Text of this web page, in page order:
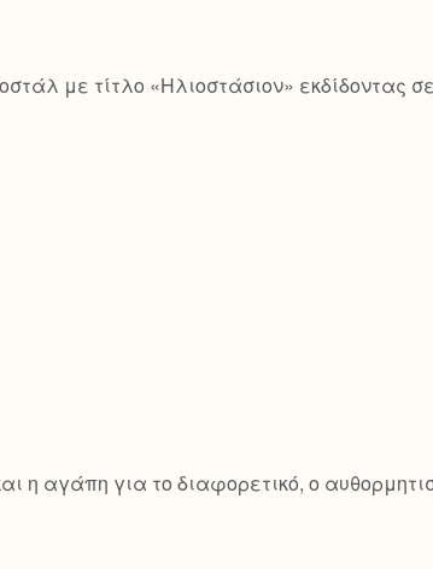
με τίτλο «Ηλιοστάσιον» εκδίδοντας
η αγάπη για το διαφορετικό, ο